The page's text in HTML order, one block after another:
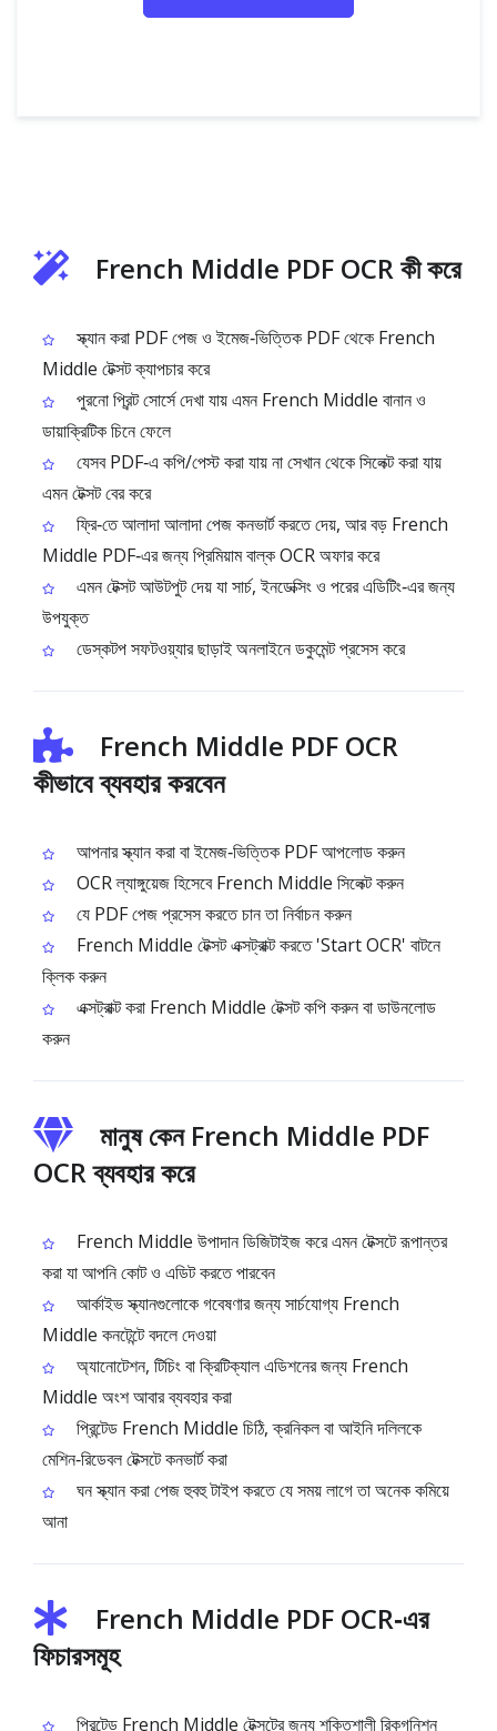
French Middle PDF OCR কী করে
স্ক্যান করা PDF পেজ ও ইমেজ‑ভিত্তিক PDF থেকে French
Middle টেক্সট ক্যাপচার করে
পুরনো প্রিন্ট সোর্সে দেখা যায় এমন French Middle বানান ও
ডায়াক্রিটিক চিনে ফেলে
যেসব PDF‑এ কপি/পেস্ট করা যায় না সেখান থেকে সিলেক্ট করা যায়
এমন টেক্সট বের করে
ফ্রি‑তে আলাদা আলাদা পেজ কনভার্ট করতে দেয়, আর বড় French
Middle PDF‑এর জন্য প্রিমিয়াম বাল্ক OCR অফার করে
এমন টেক্সট আউটপুট দেয় যা সার্চ, ইনডেক্সিং ও পরের এডিটিং‑এর জন্য
উপযুক্ত
ডেস্কটপ সফটওয়্যার ছাড়াই অনলাইনে ডকুমেন্ট প্রসেস করে
French Middle PDF OCR
কীভাবে ব্যবহার করবেন
আপনার স্ক্যান করা বা ইমেজ‑ভিত্তিক PDF আপলোড করুন
OCR ল্যাঙ্গুয়েজ হিসেবে French Middle সিলেক্ট করুন
যে PDF পেজ প্রসেস করতে চান তা নির্বাচন করুন
French Middle টেক্সট এক্সট্রাক্ট করতে 'Start OCR' বাটনে
ক্লিক করুন
এক্সট্রাক্ট করা French Middle টেক্সট কপি করুন বা ডাউনলোড
করুন
মানুষ কেন French Middle PDF
OCR ব্যবহার করে
French Middle উপাদান ডিজিটাইজ করে এমন টেক্সটে রূপান্তর
করা যা আপনি কোট ও এডিট করতে পারবেন
আর্কাইভ স্ক্যানগুলোকে গবেষণার জন্য সার্চযোগ্য French
Middle কনটেন্টে বদলে দেওয়া
অ্যানোটেশন, টিচিং বা ক্রিটিক্যাল এডিশনের জন্য French
Middle অংশ আবার ব্যবহার করা
প্রিন্টেড French Middle চিঠি, ক্রনিকল বা আইনি দলিলকে
মেশিন‑রিডেবল টেক্সটে কনভার্ট করা
ঘন স্ক্যান করা পেজ হুবহু টাইপ করতে যে সময় লাগে তা অনেক কমিয়ে
আনা
French Middle PDF OCR‑এর
ফিচারসমূহ
প্রিন্টেড French Middle টেক্সটের জন্য শক্তিশালী রিকগনিশন